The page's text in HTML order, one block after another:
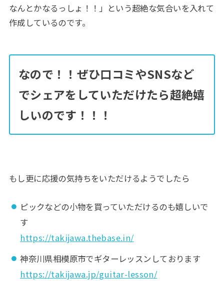
なんとかなるっしょ！！」という超絶な気合いを入れて
作成しているのです。
なので！！ぜひ口コミやSNSなど
でシェアをしていただけたら超絶嬉
しいのです！！！
もし更に応援の気持ちをいただけるようでしたら
ピックなどの小物を買っていただけるのも嬉しいで
す
https://takijawa.thebase.in/
神奈川県相模原市でギターレッスンしております
https://takijawa.jp/guitar-lesson/